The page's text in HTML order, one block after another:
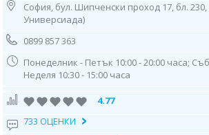
* * *
ВАЖНО!
Може да се възползвате от актуалната промоция
на ваучер от Deals.bg. Неизползван в срок
невалиден и сумата по него не се възстановява!
София, бул. Шипченски проход 17, бл. 230,
Универсиада)
0899 857 363
Понеделник - Петък 10:00 - 20:00 часа;
Неделя 10:30 - 15:00 часа
4.77
733 ОЦЕНКИ